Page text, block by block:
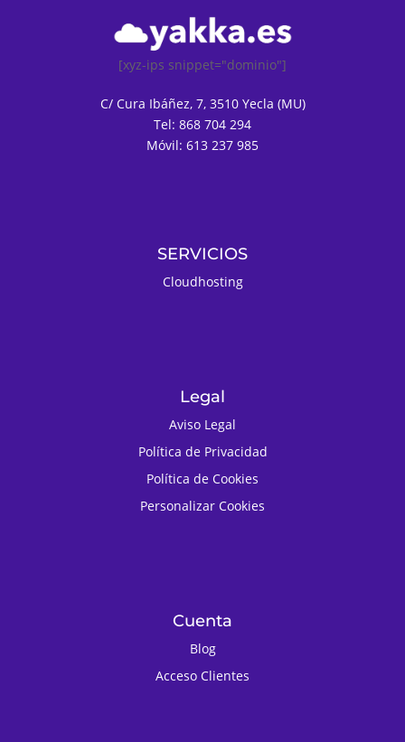
[xyz-ips snippet="dominio"]
C/ Cura Ibáñez, 7, 3510 Yecla (MU)
Tel: 868 704 294
Móvil: 613 237 985
SERVICIOS
Cloudhosting
Legal
Aviso Legal
Política de Privacidad
Política de Cookies
Personalizar Cookies
Cuenta
Blog
Acceso Clientes